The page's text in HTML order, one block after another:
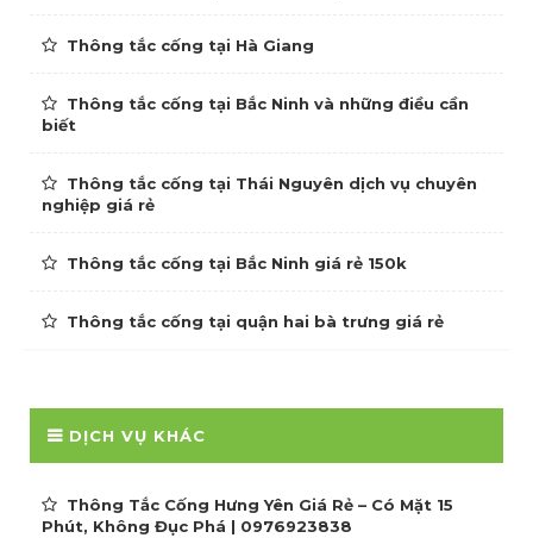
Thông tắc cống tại Hà Giang
Thông tắc cống tại Bắc Ninh và những điều cần
biết
Thông tắc cống tại Thái Nguyên dịch vụ chuyên
nghiệp giá rẻ
Thông tắc cống tại Bắc Ninh giá rẻ 150k
Thông tắc cống tại quận hai bà trưng giá rẻ
DỊCH VỤ KHÁC
Thông Tắc Cống Hưng Yên Giá Rẻ – Có Mặt 15
Phút, Không Đục Phá | 0976923838